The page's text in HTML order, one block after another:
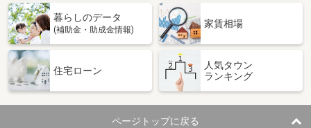
暮らしのデータ
(補助金・助成金情報)
家賃相場
住宅ローン
人気タウン
ランキング
ページトップに戻る